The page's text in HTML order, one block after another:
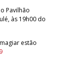
Pavilhão
às 19h00 do
estão